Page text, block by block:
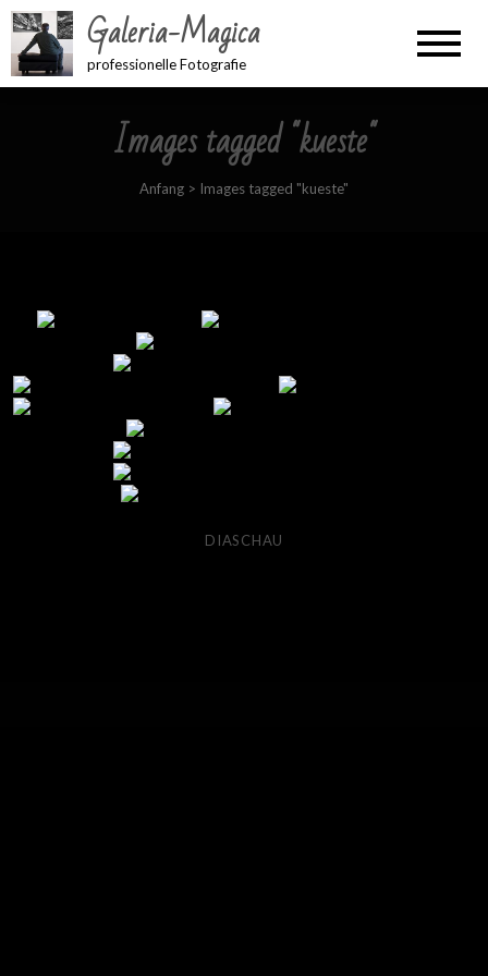
Galeria-Magica
professionelle Fotografie
Images tagged "kueste"
Anfang > Images tagged "kueste"
DIASCHAU